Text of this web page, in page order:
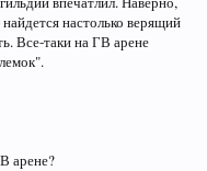
настолько верящий
Все-таки на ГВ арене
арене?